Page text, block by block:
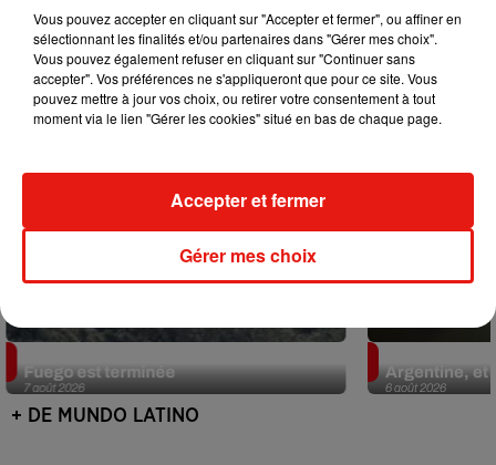
7 août 2026
Fuego est terminée
6 août 2026
Argentine, et
+ DE MUNDO LATINO
Vous pouvez accepter en cliquant sur "Accepter et fermer", ou affiner en
sélectionnant les finalités et/ou partenaires dans "Gérer mes choix".
Vous pouvez également refuser en cliquant sur "Continuer sans
accepter". Vos préférences ne s'appliqueront que pour ce site. Vous
pouvez mettre à jour vos choix, ou retirer votre consentement à tout
moment via le lien "Gérer les cookies" situé en bas de chaque page.
Gérer mes choix
Accepter et fermer